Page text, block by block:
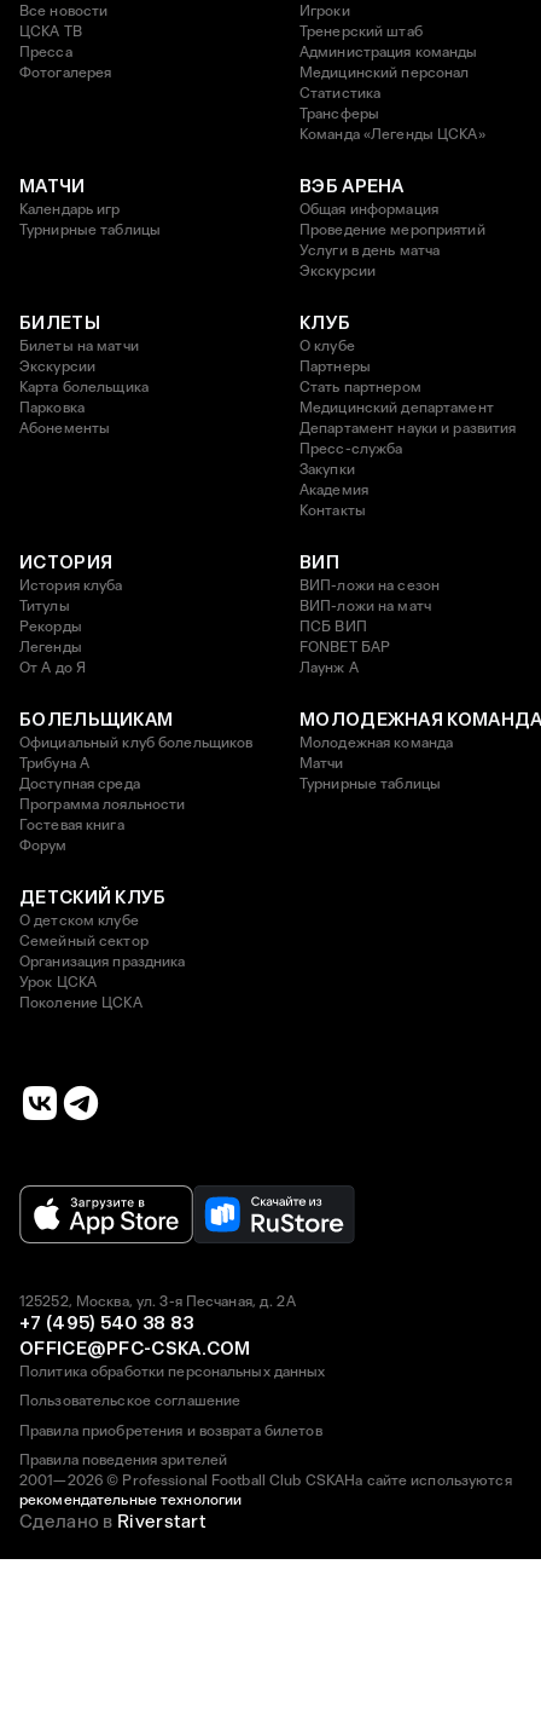
Все новости
ЦСКА ТВ
Пресса
Фотогалерея
Игроки
Тренерский штаб
Администрация команды
Медицинский персонал
Статистика
Трансферы
Команда «Легенды ЦСКА»
МАТЧИ
Календарь игр
Турнирные таблицы
ВЭБ АРЕНА
Общая информация
Проведение мероприятий
Услуги в день матча
Экскурсии
БИЛЕТЫ
Билеты на матчи
Экскурсии
Карта болельщика
Парковка
Абонементы
КЛУБ
О клубе
Партнеры
Стать партнером
Медицинский департамент
Департамент науки и развития
Пресс-служба
Закупки
Академия
Контакты
ИСТОРИЯ
История клуба
Титулы
Рекорды
Легенды
От А до Я
ВИП
ВИП-ложи на сезон
ВИП-ложи на матч
ПСБ ВИП
FONBET БАР
Лаунж A
БОЛЕЛЬЩИКАМ
Официальный клуб болельщиков
Трибуна А
Доступная среда
Программа лояльности
Гостевая книга
Форум
МОЛОДЕЖНАЯ
Молодежная команда
Матчи
Турнирные таблицы
ДЕТСКИЙ КЛУБ
О детском клубе
Семейный сектор
Организация праздника
Урок ЦСКА
Поколение ЦСКА
2001—2026 © Professional Football Club CSKAНа сайте используются
рекомендательные технологии
125252, Москва, ул. 3-я Песчаная, д. 2А
+7 (495) 540 38 83
OFFICE@PFC-CSKA.COM
Политика обработки персональных данных
Пользовательское соглашение
Правила приобретения и возврата билетов
Правила поведения зрителей
Сделано в Riverstart